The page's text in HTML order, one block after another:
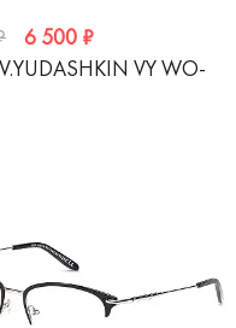
6 500 ₽
VY WO-